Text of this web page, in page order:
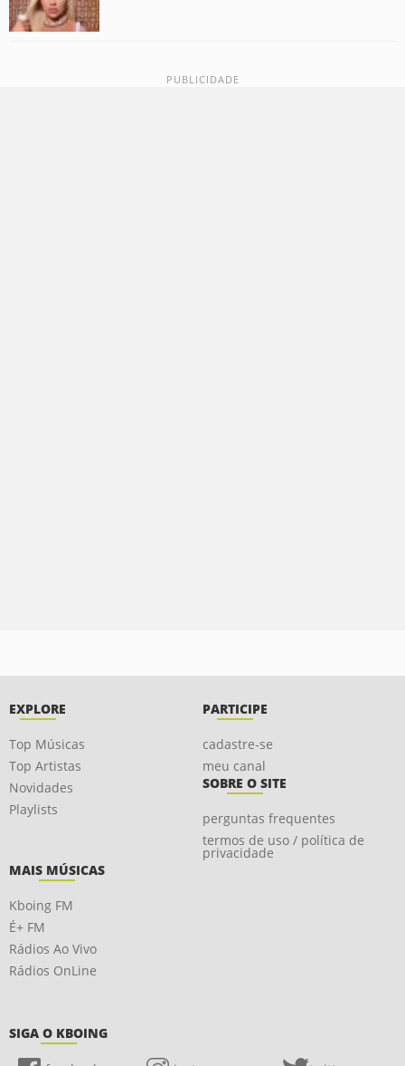
EXPLORE
Top Músicas
Top Artistas
Novidades
Playlists
PARTICIPE
cadastre-se
meu canal
SOBRE O SITE
perguntas frequentes
termos de uso / política de
privacidade
MAIS MÚSICAS
Kboing FM
É+ FM
Rádios Ao Vivo
Rádios OnLine
SIGA O KBOING